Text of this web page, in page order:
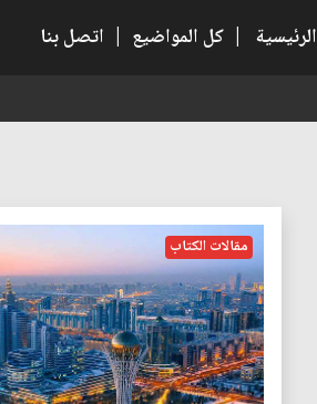
الرئيسية | كل المواضيع | اتصل بنا
مقالات الكتاب